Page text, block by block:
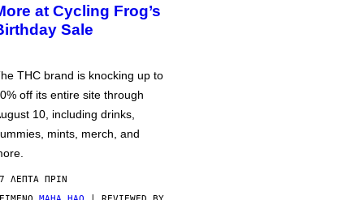
at Cycling Frog’s
Sale
THC brand is knocking up to
off its entire site through
10, including drinks,
mints, merch, and
ΛΕΠΤΆ ΠΡΙΝ